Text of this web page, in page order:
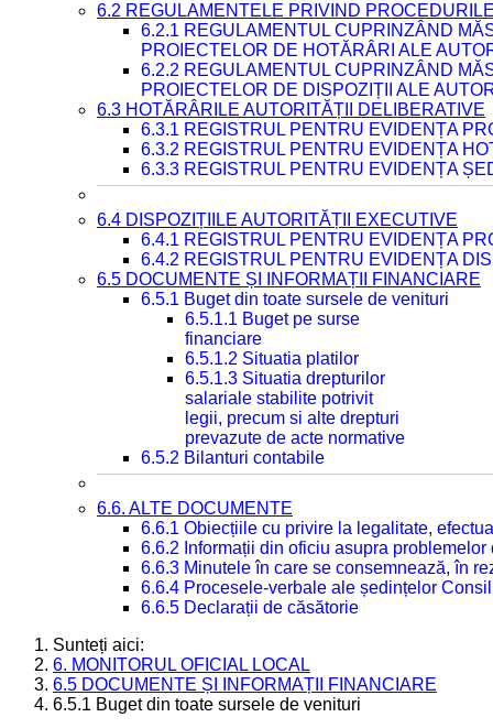
6.2 REGULAMENTELE PRIVIND
6.2.1 REGULAMENTUL CUPRINZÂND
PROIECTELOR DE HOTĂRÂRI ALE
6.2.2 REGULAMENTUL CUPRINZÂND
PROIECTELOR DE DISPOZIȚII ALE
6.3 HOTĂRÂRILE AUTORITĂȚII DELIBERATIVE
6.3.1 REGISTRUL PENTRU EVIDENȚA
6.3.2 REGISTRUL PENTRU EVIDENȚA
6.3.3 REGISTRUL PENTRU EVIDENȚA
6.4 DISPOZIȚIILE AUTORITĂȚII EXECUTIVE
6.4.1 REGISTRUL PENTRU EVIDENȚA
6.4.2 REGISTRUL PENTRU EVIDENȚA
6.5 DOCUMENTE ȘI INFORMAȚII FINANCIARE
6.5.1 Buget din toate sursele de venituri
6.5.1.1 Buget pe surse
financiare
6.5.1.2 Situatia platilor
6.5.1.3 Situatia drepturilor
salariale stabilite potrivit
legii, precum si alte drepturi
prevazute de acte normative
6.5.2 Bilanturi contabile
6.6. ALTE DOCUMENTE
6.6.1 Obiecțiile cu privire la legalitate,
6.6.2 Informații din oficiu asupra
6.6.3 Minutele în care se consemnează, în
6.6.4 Procesele-verbale ale ședințelor
6.6.5 Declarații de căsătorie
Sunteți aici:
6. MONITORUL OFICIAL LOCAL
6.5 DOCUMENTE ȘI INFORMAȚII FINANCIARE
6.5.1 Buget din toate sursele de venituri